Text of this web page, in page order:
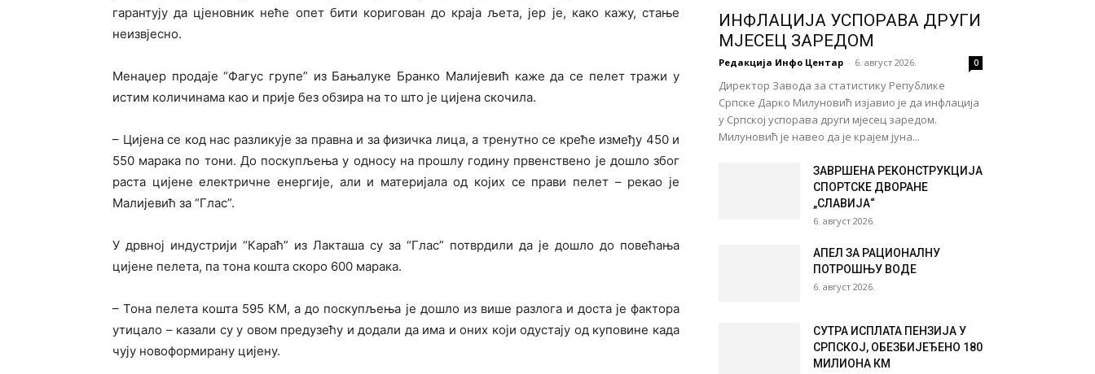
гарантују да цјеновник неће опет бити коригован до краја љета, јер је, како кажу, стање
неизвјесно.
Менаџер продаје “Фагус групе” из Бањалуке Бранко Малијевић каже да се пелет тражи у
истим количинама као и прије без обзира на то што је цијена скочила.
– Цијена се код нас разликује за правна и за физичка лица, а тренутно се креће између 450 и
550 марака по тони. До поскупљења у односу на прошлу годину првенствено је дошло због
раста цијене електричне енергије, али и материјала од којих се прави пелет – рекао је
Малијевић за “Глас”.
У дрвној индустрији “Караћ” из Лакташа су за “Глас” потврдили да је дошло до повећања
цијене пелета, па тона кошта скоро 600 марака.
– Тона пелета кошта 595 КМ, а до поскупљења је дошло из више разлога и доста је фактора
утицало – казали су у овом предузећу и додали да има и оних који одустају од куповине када
чују новоформирану цијену.
ИНФЛАЦИЈА УСПОРАВА ДРУГИ
МЈЕСЕЦ ЗАРЕДОМ
Редакција Инфо Центар - 6. август 2026. 0
Директор Завода за статистику Републике
Српске Дарко Милуновић изјавио је да инфлација
у Српској успорава други мјесец заредом.
Милуновић је навео да је крајем јуна...
ЗАВРШЕНА РЕКОНСТРУКЦИЈА
СПОРТСКЕ ДВОРАНЕ
„СЛАВИЈА“
6. август 2026.
АПЕЛ ЗА РАЦИОНАЛНУ
ПОТРОШЊУ ВОДЕ
6. август 2026.
СУТРА ИСПЛАТА ПЕНЗИЈА У
СРПСКОЈ, ОБЕЗБИЈЕЂЕНО 180
МИЛИОНА КМ